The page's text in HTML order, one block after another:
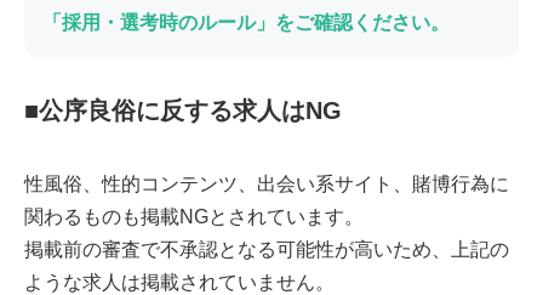
「採用・選考時のルール」をご確認ください。
■公序良俗に反する求人はNG
性風俗、性的コンテンツ、出会い系サイト、賭博行為に
関わるものも掲載NGとされています。
掲載前の審査で不承認となる可能性が高いため、上記の
ような求人は掲載されていません。